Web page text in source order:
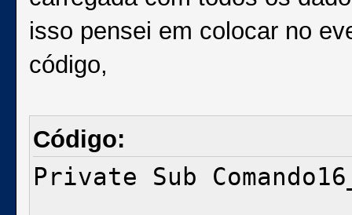
isso pensei em colocar no
código,
Código:
Private Sub